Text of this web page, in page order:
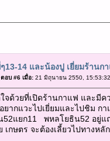
13-14 และน้องปู เยี่ยมร้านก
ตอบ #6 เมื่อ:21 มิถุนายน 2550,
ด้วยที่เปิดร้านกาแฟ และมีค
ยากแวะไปเยี่ยมและไปชิม ก
แยก11 พหลโยธิน52 อยู่แ
เกษตร จะต้องเลี้ยวไปทางห